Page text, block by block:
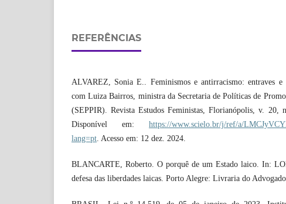
REFERÊNCIAS
ALVAREZ, Sonia E.. Feminismos e antirracismo: entraves e
com Luiza Bairros, ministra da Secretaria de Políticas de
(SEPPIR). Revista Estudos Feministas, Florianópolis, v. 20,
Disponível em: https://www.scielo.br/j/ref/a/
lang=pt. Acesso em: 12 dez. 2024.
BLANCARTE, Roberto. O porquê de um Estado laico. In:
defesa das liberdades laicas. Porto Alegre: Livraria do